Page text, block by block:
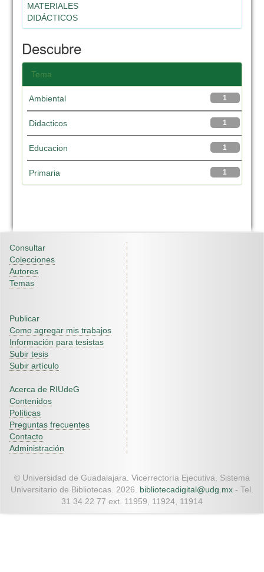
MATERIALES
DIDÁCTICOS
Descubre
Tema
1
Ambiental
1
Didacticos
1
Educacion
1
Primaria
Consultar
Colecciones
Autores
Temas
Publicar
Como agregar mis trabajos
Información para tesistas
Subir tesis
Subir artículo
Acerca de RIUdeG
Contenidos
Políticas
Preguntas frecuentes
Contacto
Administración
© Universidad de Guadalajara. Vicerrectoría Ejecutiva. Sistema
Universitario de Bibliotecas. 2026. bibliotecadigital@udg.mx - Tel.
31 34 22 77 ext. 11959, 11924, 11914